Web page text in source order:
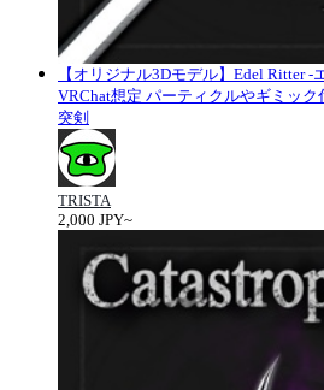
【オリジナル3Dモデル】Edel Ritter -
VRChat想定 パーティクルやギミ
突剣
TRISTA
2,000 JPY~